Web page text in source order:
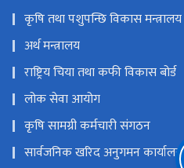
कृषि तथा पशुपन्छि विकास मन्त्रालय
अर्थ मन्त्रालय
राष्ट्रिय चिया तथा कफी विकास बोर्ड
लोक सेवा आयोग
कृषि सामग्री कर्मचारी संगठन
सार्वजनिक खरिद अनुगमन कार्यालय